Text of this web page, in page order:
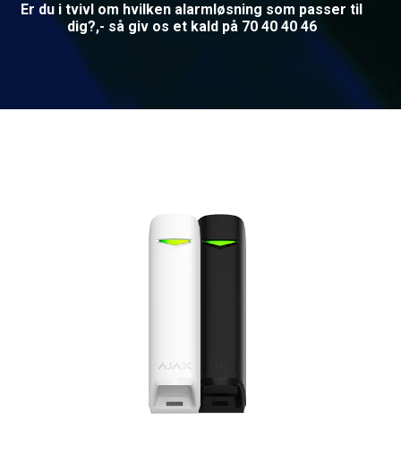
Er du i tvivl om hvilken alarmløsning som passer til
dig?,- så giv os et kald på 70 40 40 46